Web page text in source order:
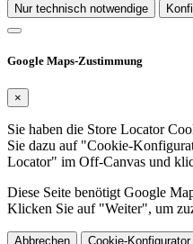
Nur technisch notwendige
Google Maps-Zustimmung
×
Sie haben die Store Locator
Sie dazu auf "Cookie-
Locator" im Off-Canvas und
Diese Seite benötigt Google
Klicken Sie auf "Weiter", um
Abbrechen Cookie-